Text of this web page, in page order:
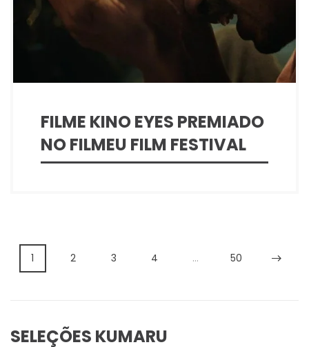
FILME KINO EYES PREMIADO
NO FILMEU FILM FESTIVAL
1 2 3 4 … 50
SELEÇÕES KUMARU